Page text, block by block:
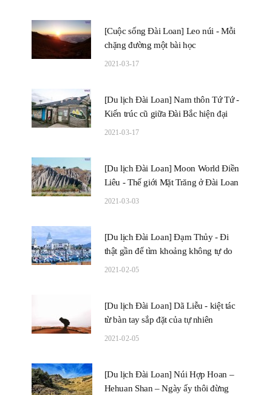
[Cuộc sống Đài Loan] Leo núi - Mỗi
chặng đường một bài học
2021-03-17
[Du lịch Đài Loan] Nam thôn Tứ Tứ -
Kiến trúc cũ giữa Đài Bắc hiện đại
2021-03-17
[Du lịch Đài Loan] Moon World Điền
Liêu - Thế giới Mặt Trăng ở Đài Loan
2021-03-03
[Du lịch Đài Loan] Đạm Thủy - Đi
thật gần để tìm khoảng không tự do
2021-02-05
[Du lịch Đài Loan] Dã Liễu - kiệt tác
từ bàn tay sắp đặt của tự nhiên
2021-02-05
[Du lịch Đài Loan] Núi Hợp Hoan –
Hehuan Shan – Ngày ấy thôi đừng